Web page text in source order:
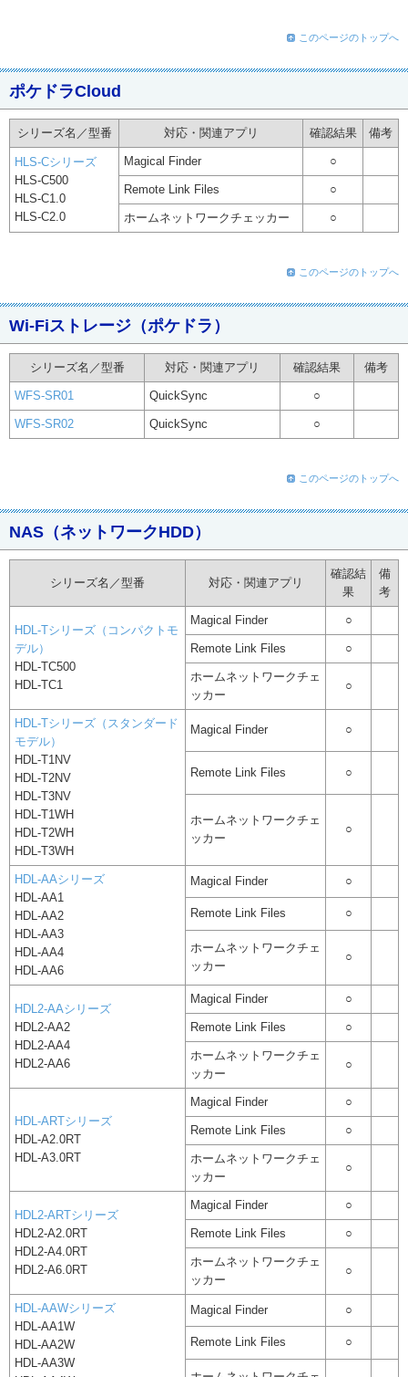
このページのトップへ
ポケドラCloud
シリーズ名／型番 対応・関連アプリ 確認結果 備考
HLS-Cシリーズ
HLS-C500
HLS-C1.0
HLS-C2.0
Magical Finder ○
Remote Link Files ○
ホームネットワークチェッカー ○
このページのトップへ
Wi-Fiストレージ（ポケドラ）
シリーズ名／型番 対応・関連アプリ 確認結果 備考
WFS-SR01 QuickSync ○
WFS-SR02 QuickSync ○
このページのトップへ
NAS（ネットワークHDD）
シリーズ名／型番 対応・関連アプリ
確認結
果
備
考
HDL-Tシリーズ（コンパクトモ
デル）
HDL-TC500
HDL-TC1
Magical Finder ○
Remote Link Files ○
ホームネットワークチェ
ッカー
○
HDL-Tシリーズ（スタンダード
モデル）
HDL-T1NV
HDL-T2NV
HDL-T3NV
HDL-T1WH
HDL-T2WH
HDL-T3WH
Magical Finder ○
Remote Link Files ○
ホームネットワークチェ
ッカー
○
HDL-AAシリーズ
HDL-AA1
HDL-AA2
HDL-AA3
HDL-AA4
HDL-AA6
Magical Finder ○
Remote Link Files ○
ホームネットワークチェ
ッカー
○
HDL2-AAシリーズ
HDL2-AA2
HDL2-AA4
HDL2-AA6
Magical Finder ○
Remote Link Files ○
ホームネットワークチェ
ッカー
○
HDL-ARTシリーズ
HDL-A2.0RT
HDL-A3.0RT
Magical Finder ○
Remote Link Files ○
ホームネットワークチェ
ッカー
○
HDL2-ARTシリーズ
HDL2-A2.0RT
HDL2-A4.0RT
HDL2-A6.0RT
Magical Finder ○
Remote Link Files ○
ホームネットワークチェ
ッカー
○
HDL-AAWシリーズ
HDL-AA1W
HDL-AA2W
HDL-AA3W
Magical Finder ○
Remote Link Files ○